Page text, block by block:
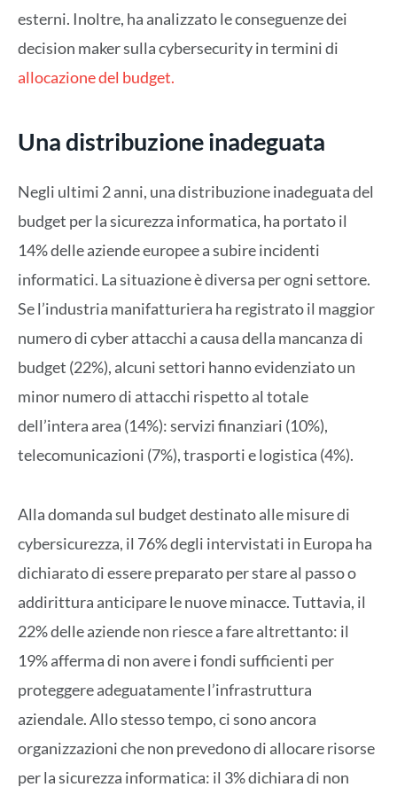
esterni. Inoltre, ha analizzato le conseguenze dei
decision maker sulla cybersecurity in termini di
allocazione del budget.
Una distribuzione inadeguata
Negli ultimi 2 anni, una distribuzione inadeguata del
budget per la sicurezza informatica, ha portato il
14% delle aziende europee a subire incidenti
informatici. La situazione è diversa per ogni settore.
Se l’industria manifatturiera ha registrato il maggior
numero di cyber attacchi a causa della mancanza di
budget (22%), alcuni settori hanno evidenziato un
minor numero di attacchi rispetto al totale
dell’intera area (14%): servizi finanziari (10%),
telecomunicazioni (7%), trasporti e logistica (4%).
Alla domanda sul budget destinato alle misure di
cybersicurezza, il 76% degli intervistati in Europa ha
dichiarato di essere preparato per stare al passo o
addirittura anticipare le nuove minacce. Tuttavia, il
22% delle aziende non riesce a fare altrettanto: il
19% afferma di non avere i fondi sufficienti per
proteggere adeguatamente l’infrastruttura
aziendale. Allo stesso tempo, ci sono ancora
organizzazioni che non prevedono di allocare risorse
per la sicurezza informatica: il 3% dichiara di non